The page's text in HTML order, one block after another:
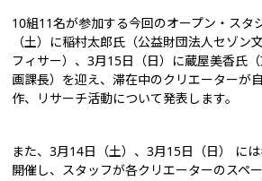
10組11名が参加する今回のオープン・スタ
（土）に稲村太郎氏（公益財団法人セゾン
フィサー）、3月15日（日）に蔵屋美香氏
画課長）を迎え、滞在中のクリエーターが
作、リサーチ活動について発表します。
また、3月14日（土）、3月15日（日） に
開催し、スタッフが各クリエーターのスペ